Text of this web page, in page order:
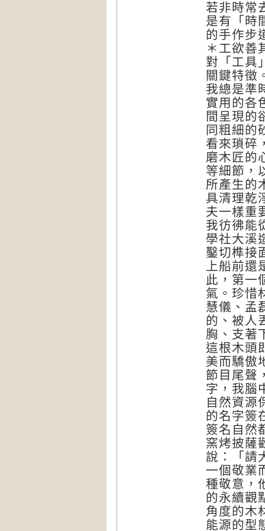
若非時常
是有「時
的手作步
＊工欲善
對「工具
關鍵特徵
我總是準
實用的各
間呈現的
同粗細的
看來瑣碎
磨木匠的
等細節，
所產生的
具清理乾
夫一樣重
我彷彿能
學社大溪
鑿切榫接
上船前
此，第一
氣。珍惜
慧儀、孟
的、被人
胸、支著
這根木頭
美而驕傲
節目尾聲
字，我腦
自然資源
的名字簽
簽名自然
窯烤披薩
說：「請
一個敬業
種敬意，
的永續觀
角度的木
能源的型